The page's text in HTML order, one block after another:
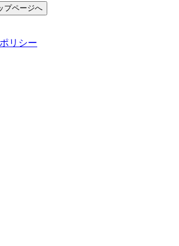
プページへ
リシー